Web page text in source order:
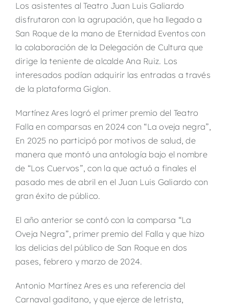
Los asistentes al Teatro Juan Luis Galiardo
disfrutaron con la agrupación, que ha llegado a
San Roque de la mano de Eternidad Eventos con
la colaboración de la Delegación de Cultura que
dirige la teniente de alcalde Ana Ruiz. Los
interesados podían adquirir las entradas a través
de la plataforma Giglon.
Martínez Ares logró el primer premio del Teatro
Falla en comparsas en 2024 con “La oveja negra”,
En 2025 no participó por motivos de salud, de
manera que montó una antología bajo el nombre
de “Los Cuervos”, con la que actuó a finales el
pasado mes de abril en el Juan Luis Galiardo con
gran éxito de público.
El año anterior se contó con la comparsa “La
Oveja Negra”, primer premio del Falla y que hizo
las delicias del público de San Roque en dos
pases, febrero y marzo de 2024.
Antonio Martínez Ares es una referencia del
Carnaval gaditano, y que ejerce de letrista,